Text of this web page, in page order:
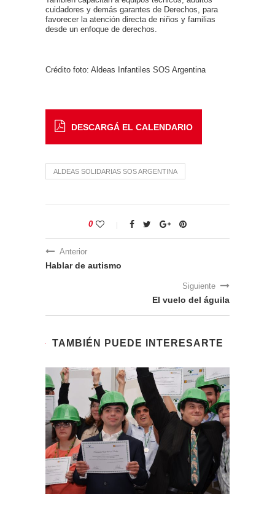
cuidadores y demás garantes de Derechos, para
favorecer la atención directa de niños y familias
desde un enfoque de derechos.
Crédito foto: Aldeas Infantiles SOS Argentina
DESCARGÁ EL CALENDARIO
ALDEAS SOLIDARIAS SOS ARGENTINA
0
Anterior
Hablar de autismo
Siguiente
El vuelo del águila
TAMBIÉN PUEDE INTERESARTE